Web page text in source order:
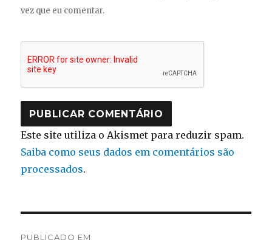
vez que eu comentar.
Este site utiliza o Akismet para reduzir spam.
Saiba como seus dados em comentários são
processados.
PUBLICADO EM